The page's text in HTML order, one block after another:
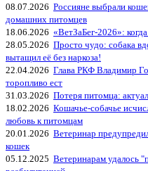
08.07.2026 Россияне выбрали
домашних питомцев
18.06.2026 «ВетЗаБег‑2026»:
28.05.2026 Просто чудо: собака
вытащил её без наркоза!
22.04.2026 Глава РКФ Владимир
торопливо ест
31.03.2026 Потеря питомца:
18.02.2026 Кошачье-собачье
любовь к питомцам
20.01.2026 Ветеринар
кошек
05.12.2025 Ветеринарам удалось